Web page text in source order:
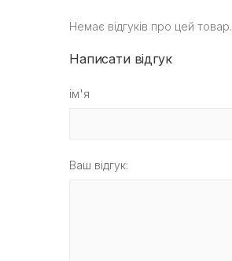
Немає відгуків про цей товар.
Написати відгук
ім'я
Ваш відгук: